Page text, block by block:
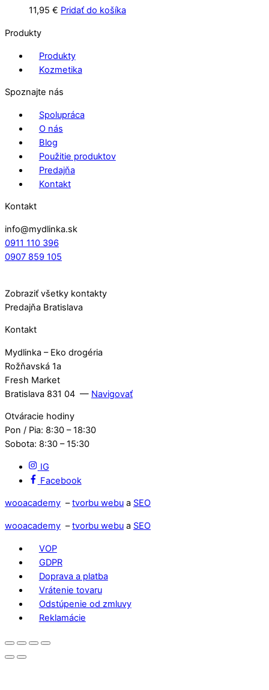
11,95 € Pridať do košíka
Produkty
Produkty
Kozmetika
Spoznajte nás
Spolupráca
O nás
Blog
Použitie produktov
Predajňa
Kontakt
Kontakt
info@mydlinka.sk
0911 110 396
0907 859 105
Zobraziť všetky kontakty
Predajňa Bratislava
Kontakt
Mydlinka – Eko drogéria
Rožňavská 1a
Fresh Market
Bratislava 831 04 — Navigovať
Otváracie hodiny
Pon / Pia: 8:30 – 18:30
Sobota: 8:30 – 15:30
IG
Facebook
wooacademy –tvorbu webu a SEO
wooacademy –tvorbu webu a SEO
VOP
GDPR
Doprava a platba
Vrátenie tovaru
Odstúpenie od zmluvy
Reklamácie